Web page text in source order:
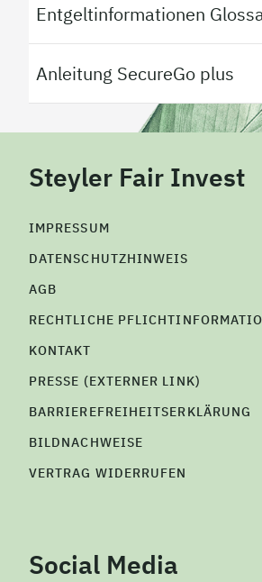
Entgeltinformationen
Anleitung SecureGo plus
Steyler Fair Invest
IMPRESSUM
DATENSCHUTZHINWEIS
AGB
RECHTLICHE
KONTAKT
PRESSE (EXTERNER LINK)
BARRIEREFREIHEITSERKLÄRUNG
BILDNACHWEISE
VERTRAG WIDERRUFEN
Social Media